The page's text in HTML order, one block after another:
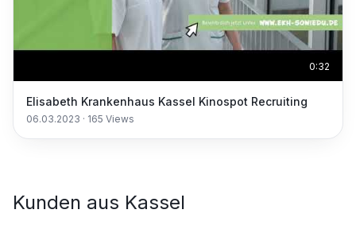
0:32
Elisabeth Krankenhaus Kassel Kinospot Recruiting
06.03.2023 · 165 Views
Kunden aus Kassel